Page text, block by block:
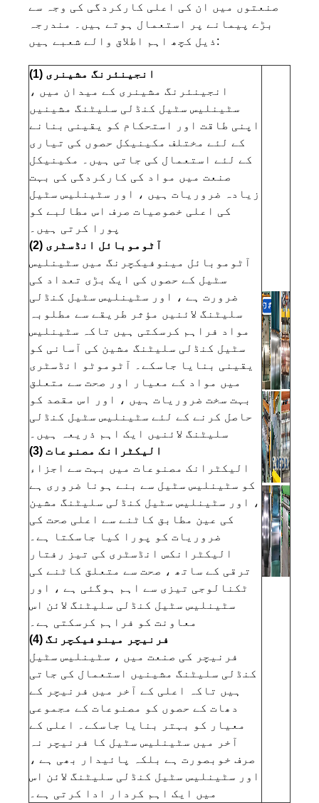
صنعتوں میں ان کی اعلی کارکردگی کی وجہ سے
بڑے پیمانے پر استعمال ہوتے ہیں۔ مندرجہ
ذیل کچھ اہم اطلاق والے شعبے ہیں:
(1) انجینئرنگ مشینری
انجینئرنگ مشینری کے میدان میں ،
سٹینلیس سٹیل کنڈلی سلیٹنگ مشینیں
اپنی طاقت اور استحکام کو یقینی بنانے
کے لئے مختلف مکینیکل حصوں کی تیاری
کے لئے استعمال کی جاتی ہیں۔ مکینیکل
صنعت میں مواد کی کارکردگی کی بہت
زیادہ ضروریات ہیں ، اور سٹینلیس سٹیل
کی اعلی خصوصیات صرف اس مطالبے کو
پورا کرتی ہیں۔
(2) آٹوموبائل انڈسٹری
آٹوموبائل مینوفیکچرنگ میں سٹینلیس
سٹیل کے حصوں کی ایک بڑی تعداد کی
ضرورت ہے ، اور سٹینلیس سٹیل کنڈلی
سلیٹنگ لائنیں مؤثر طریقے سے مطلوبہ
مواد فراہم کرسکتی ہیں تاکہ سٹینلیس
سٹیل کنڈلی سلیٹنگ مشین کی آسانی کو
یقینی بنایا جاسکے۔ آٹوموٹو انڈسٹری
میں مواد کے معیار اور صحت سے متعلق
بہت سخت ضروریات ہیں ، اور اس مقصد کو
حاصل کرنے کے لئے سٹینلیس سٹیل کنڈلی
سلیٹنگ لائنیں ایک اہم ذریعہ ہیں۔
(3) الیکٹرانک مصنوعات
الیکٹرانک مصنوعات میں بہت سے اجزاء
کو سٹینلیس سٹیل سے بنے ہونا ضروری ہے
، اور سٹینلیس سٹیل کنڈلی سلیٹنگ مشین
کی عین مطابق کاٹنے سے اعلی صحت کی
ضروریات کو پورا کیا جاسکتا ہے۔
الیکٹرانکس انڈسٹری کی تیز رفتار
ترقی کے ساتھ ، صحت سے متعلق کاٹنے کی
ٹکنالوجی تیزی سے اہم ہوگئی ہے ، اور
سٹینلیس سٹیل کنڈلی سلیٹنگ لائن اس
معاونت کو فراہم کرسکتی ہے۔
(4) فرنیچر مینوفیکچرنگ
فرنیچر کی صنعت میں ، سٹینلیس سٹیل
کنڈلی سلیٹنگ مشینیں استعمال کی جاتی
ہیں تاکہ اعلی کے آخر میں فرنیچر کے
دھات کے حصوں کو مصنوعات کے مجموعی
معیار کو بہتر بنایا جاسکے۔ اعلی کے
آخر میں سٹینلیس سٹیل کا فرنیچر نہ
صرف خوبصورت ہے بلکہ پائیدار بھی ہے ،
اور سٹینلیس سٹیل کنڈلی سلیٹنگ لائن اس
میں ایک اہم کردار ادا کرتی ہے۔